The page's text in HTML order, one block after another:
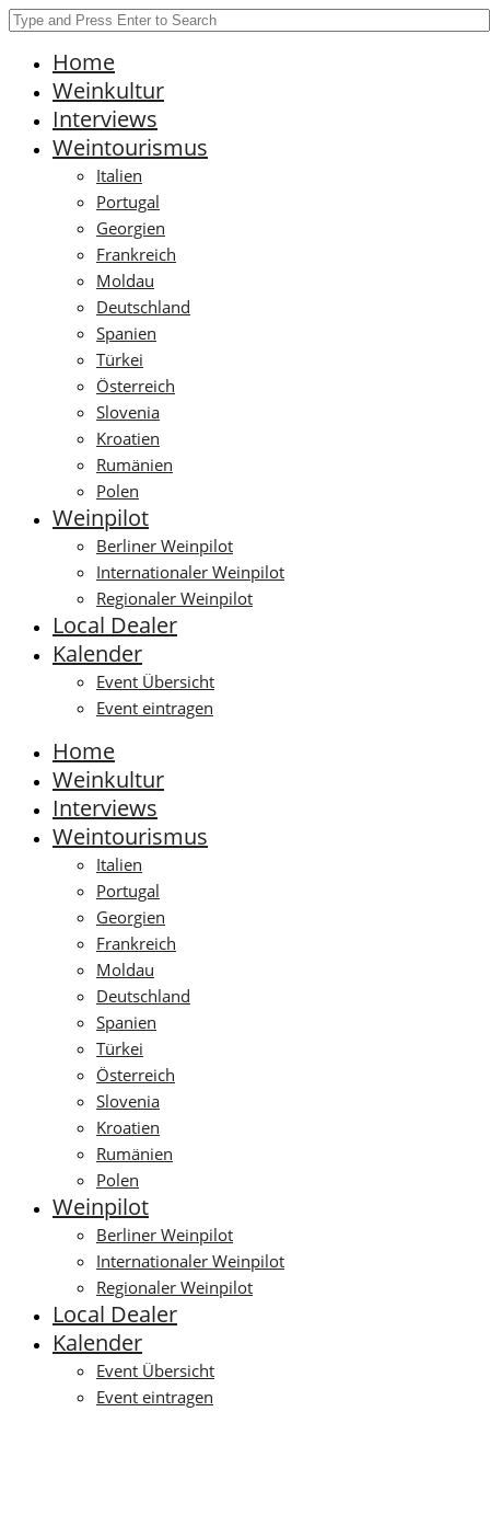
Home
Weinkultur
Interviews
Weintourismus
Italien
Portugal
Georgien
Frankreich
Moldau
Deutschland
Spanien
Türkei
Österreich
Slovenia
Kroatien
Rumänien
Polen
Weinpilot
Berliner Weinpilot
Internationaler Weinpilot
Regionaler Weinpilot
Local Dealer
Kalender
Event Übersicht
Event eintragen
Home
Weinkultur
Interviews
Weintourismus
Italien
Portugal
Georgien
Frankreich
Moldau
Deutschland
Spanien
Türkei
Österreich
Slovenia
Kroatien
Rumänien
Polen
Weinpilot
Berliner Weinpilot
Internationaler Weinpilot
Regionaler Weinpilot
Local Dealer
Kalender
Event Übersicht
Event eintragen